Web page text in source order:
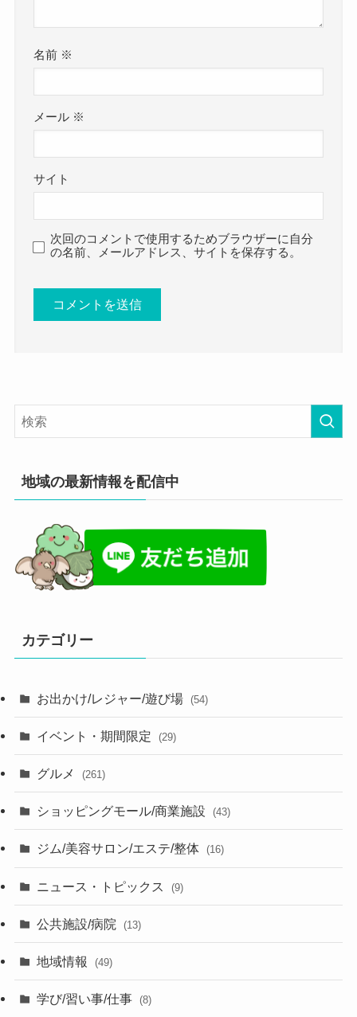
名前 ※
メール ※
サイト
次回のコメントで使用するためブラウザーに自分
の名前、メールアドレス、サイトを保存する。
地域の最新情報を配信中
カテゴリー
お出かけ/レジャー/遊び場 (54)
イベント・期間限定 (29)
グルメ (261)
ショッピングモール/商業施設 (43)
ジム/美容サロン/エステ/整体 (16)
ニュース・トピックス (9)
公共施設/病院 (13)
地域情報 (49)
学び/習い事/仕事 (8)